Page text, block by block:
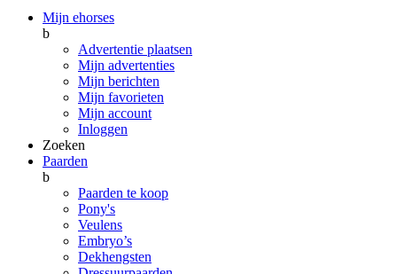
Mijn ehorses
b
Advertentie plaatsen
Mijn advertenties
Mijn berichten
Mijn favorieten
Mijn account
Inloggen
Zoeken
Paarden
b
Paarden te koop
Pony's
Veulens
Embryo’s
Dekhengsten